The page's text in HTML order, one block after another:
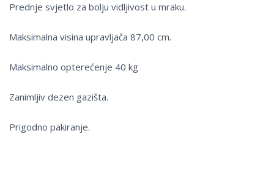
Prednje svjetlo za bolju vidljivost u mraku.
Maksimalna visina upravljača 87,00 cm.
Maksimalno opterećenje 40 kg
Zanimljiv dezen gazišta.
Prigodno pakiranje.